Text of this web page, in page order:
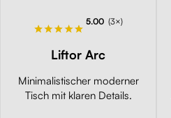
5.00 (3×)
Liftor Arc
Minimalistischer moderner
Tisch mit klaren Details.